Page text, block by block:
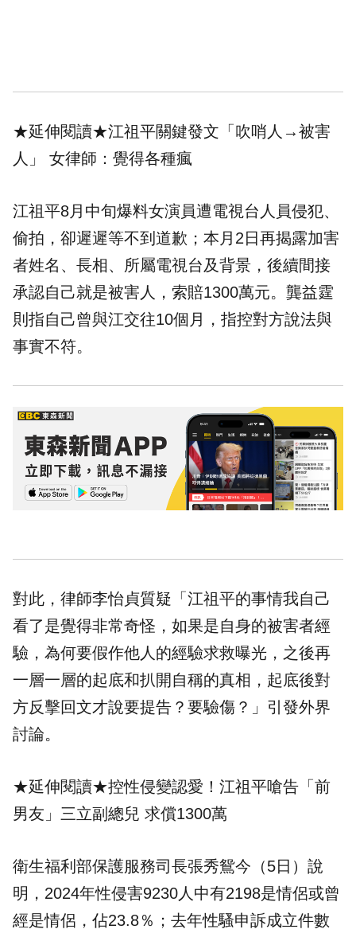
★延伸閱讀★江祖平關鍵發文「吹哨人→被害
人」 女律師：覺得各種瘋
江祖平8月中旬爆料女演員遭電視台人員侵犯、
偷拍，卻遲遲等不到道歉；本月2日再揭露加害
者姓名、長相、所屬電視台及背景，後續間接
承認自己就是被害人，索賠1300萬元。龔益霆
則指自己曾與江交往10個月，指控對方說法與
事實不符。
對此，律師李怡貞質疑「江祖平的事情我自己
看了是覺得非常奇怪，如果是自身的被害者經
驗，為何要假作他人的經驗求救曝光，之後再
一層一層的起底和扒開自稱的真相，起底後對
方反擊回文才說要提告？要驗傷？」引發外界
討論。
★延伸閱讀★控性侵變認愛！江祖平嗆告「前
男友」三立副總兒 求償1300萬
衛生福利部保護服務司長張秀鴛今（5日）說
明，2024年性侵害9230人中有2198是情侶或曾
經是情侶，佔23.8％；去年性騷申訴成立件數